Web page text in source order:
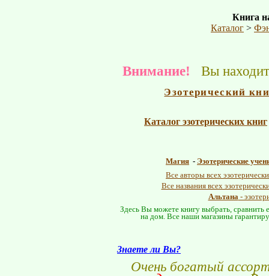
Книга
Каталог >
Внимание! Вы
Эзотерический
Каталог эзотерических книг
Магия - Эзотерические
Все авторы всех
Все названия всех
Альтана-
Здесь Вы можете книгу выбрать, сравнить
на дом. Все наши магазины
Знаете ли Вы?
Очень богатый